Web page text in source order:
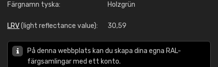
Färgnamn tyska:
Holzgrün
LRV(light reflectance value): 30,59
På denna webbplats kan du skapa dina egna RAL-
färgsamlingar med ett konto.